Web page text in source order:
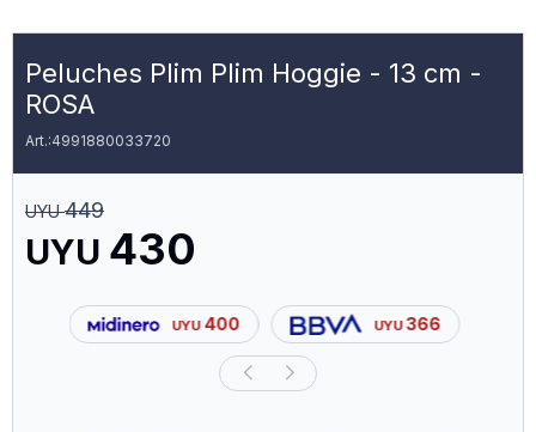
Peluches Plim Plim Hoggie - 13 cm -
ROSA
4991880033720
UYU 430
UYU 449
UYU 400 UYU 366